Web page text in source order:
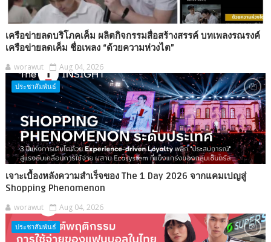
เครือข่ายลดบริโภคเค็ม ผลิตกิจกรรมสื่อสร้างสรรค์ บทเพลงรณรงค์
เครือข่ายลดเค็ม ชื่อเพลง “ด้วยความห่วงไต”
worawut Aug 04, 2026
ประชาสัมพันธ์
เจาะเบื้องหลังความสำเร็จของ The 1 Day 2026 จากแคมเปญสู่
Shopping Phenomenon
worawut Aug 04, 2026
ประชาสัมพันธ์